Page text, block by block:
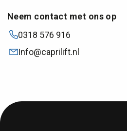
Neem contact met ons op
0318 576 916
Info@caprilift.nl